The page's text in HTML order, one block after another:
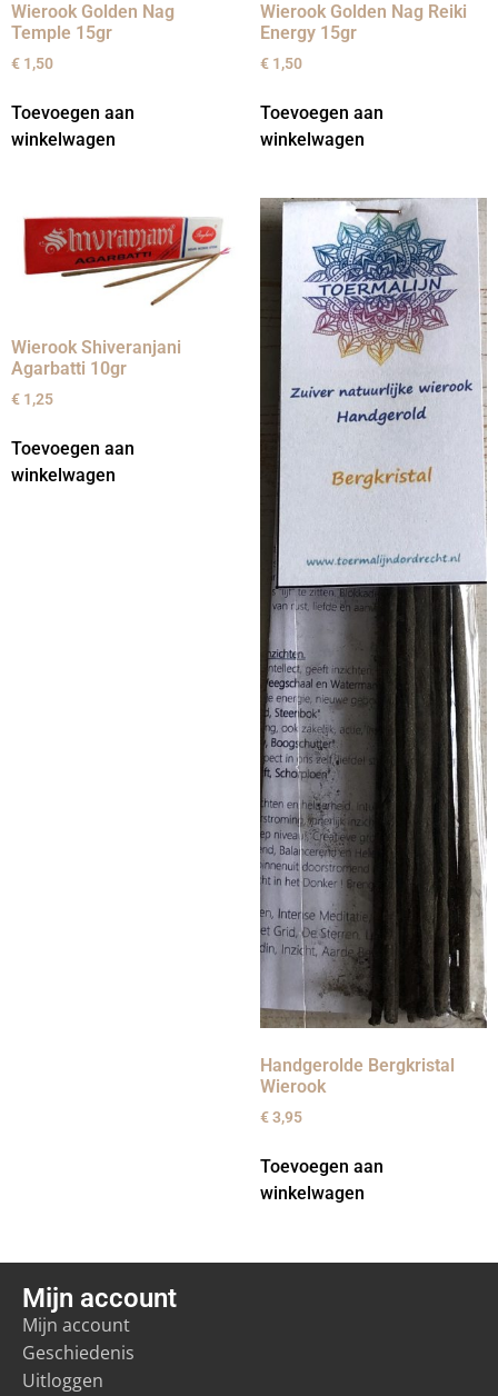
Wierook Golden Nag
Temple 15gr
€ 1,50
Toevoegen aan
winkelwagen
Wierook Golden Nag Reiki
Energy 15gr
€ 1,50
Toevoegen aan
winkelwagen
Wierook Shiveranjani
Agarbatti 10gr
€ 1,25
Toevoegen aan
winkelwagen
Handgerolde Bergkristal
Wierook
€3,95
Toevoegen aan
winkelwagen
Mijn account
Mijn account
Geschiedenis
Uitloggen